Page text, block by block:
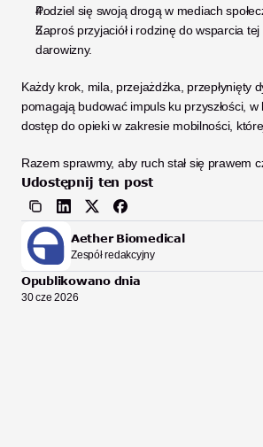
Podziel się swoją drogą w mediach
Zaproś przyjaciół i rodzinę do wsparcia
darowizny.
Każdy krok, mila, przejażdżka, przepłynięty
pomagają budować impuls ku przyszłości,
dostęp do opieki w zakresie mobilności,
Razem sprawmy, aby ruch stał się prawem
Udostępnij ten post
Aether Biomedical
Zespół redakcyjny
Opublikowano dnia
30 cze 2026